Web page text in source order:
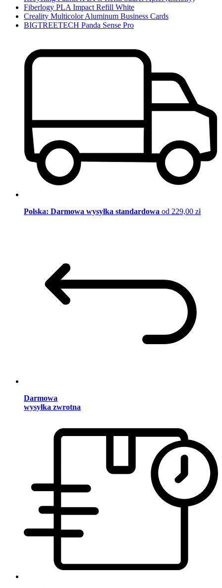
Fiberlogy PLA Impact Refill White
Creality Multicolor Aluminum Business Cards
BIGTREETECH Panda Sense Pro
Polska: Darmowa wysyłka standardowa od 229,00 zł
Darmowa
wysyłka zwrotna